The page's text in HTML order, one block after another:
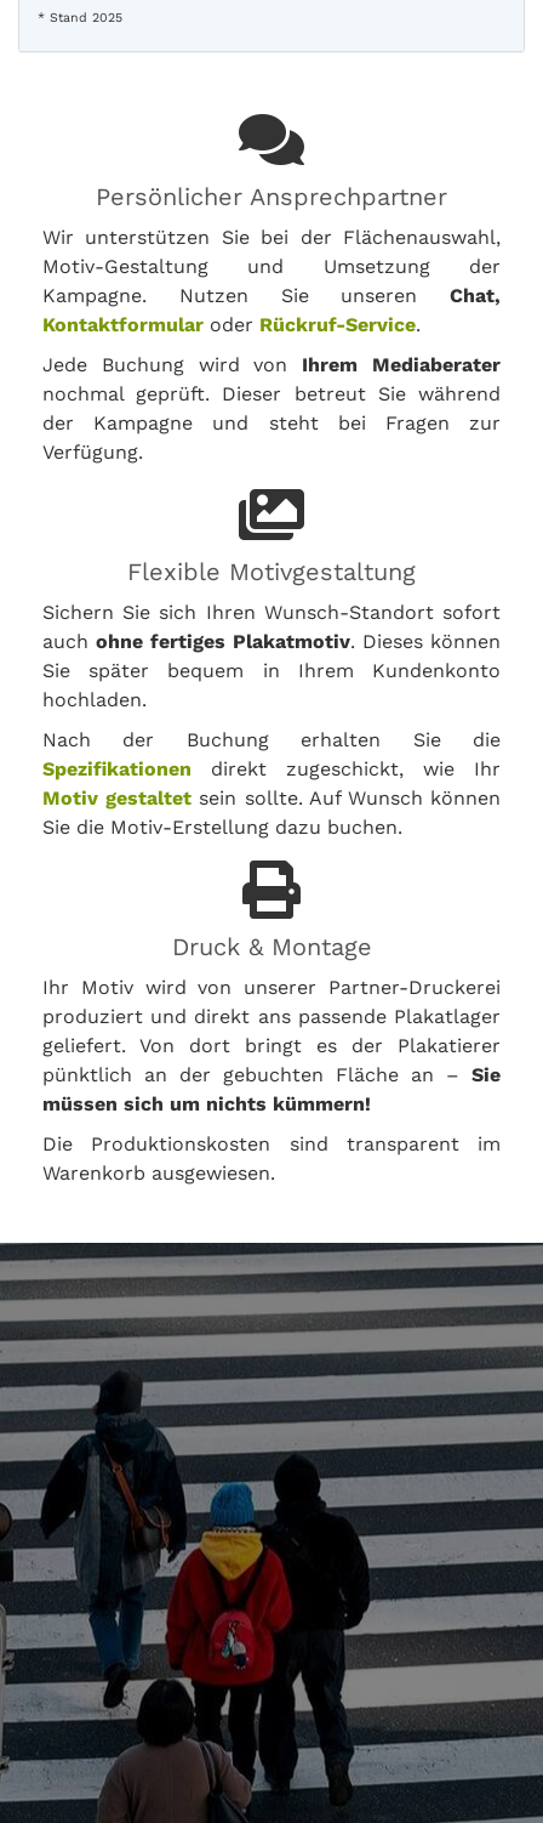
* Stand 2025
Persönlicher Ansprechpartner
Wir unterstützen Sie bei der Flächenauswahl,
Motiv-Gestaltung und Umsetzung der
Kampagne. Nutzen Sie unseren Chat,
Kontaktformular oder Rückruf-Service.
Jede Buchung wird von Ihrem Mediaberater
nochmal geprüft. Dieser betreut Sie während
der Kampagne und steht bei Fragen zur
Verfügung.
Flexible Motivgestaltung
Sichern Sie sich Ihren Wunsch-Standort sofort
auch ohne fertiges Plakatmotiv. Dieses können
Sie später bequem in Ihrem Kundenkonto
hochladen.
Nach der Buchung erhalten Sie die
Spezifikationen direkt zugeschickt, wie Ihr
Motiv gestaltet sein sollte. Auf Wunsch können
Sie die Motiv-Erstellung dazu buchen.
Druck & Montage
Ihr Motiv wird von unserer Partner-Druckerei
produziert und direkt ans passende Plakatlager
geliefert. Von dort bringt es der Plakatierer
pünktlich an der gebuchten Fläche an – Sie
müssen sich um nichts kümmern!
Die Produktionskosten sind transparent im
Warenkorb ausgewiesen.